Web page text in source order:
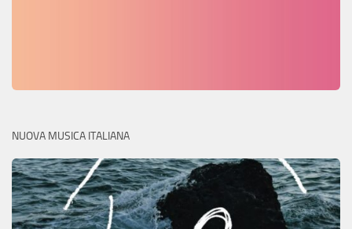
NUOVA MUSICA ITALIANA